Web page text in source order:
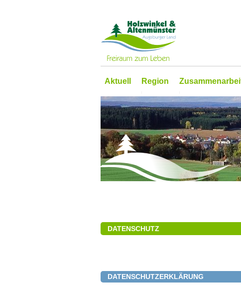
DATENSCHUTZ
DATENSCHUTZERKLÄRUNG
Aktuell Region
Sehenswertes
Erlebenswertes
Wissenswertes
Wander- und Radwege
Anfahrt und Mobilität
Partner und Projekte
Zu Gast
Entwicklungsforum
Gemeinsam sind
ILEK
Entwicklungsfelder
Bay. Staatspreis